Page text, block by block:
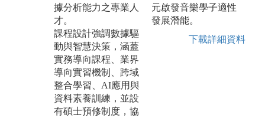
據分析能力之專業人
才。
課程設計強調數據驅
動與智慧決策，涵蓋
實務導向課程、業界
導向實習機制、跨域
整合學習、AI應用與
資料素養訓練，並設
有碩士預修制度，協
元啟發音樂學子適性
發展潛能。
下載詳細資料